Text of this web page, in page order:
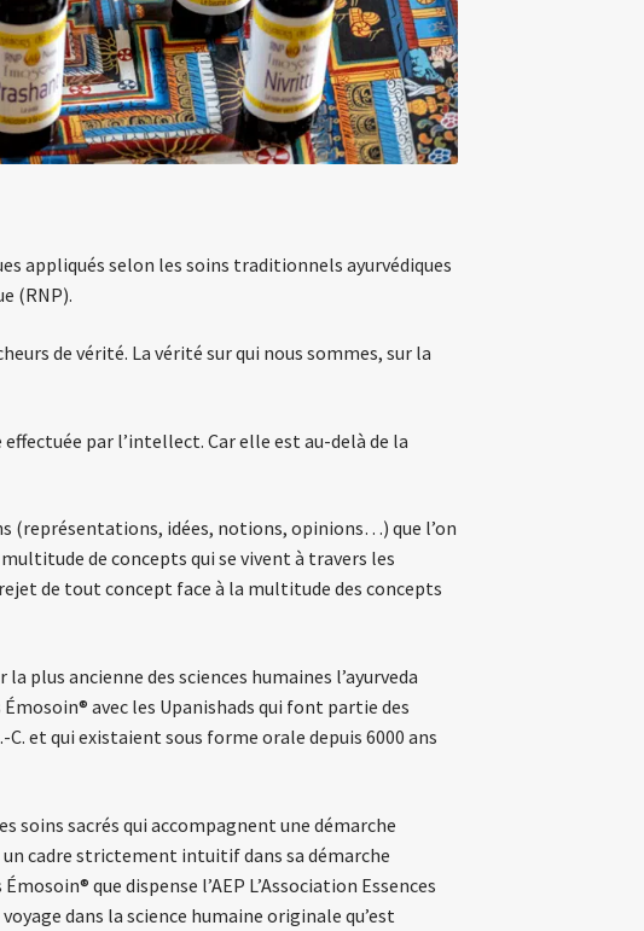
appliqués selon les soins traditionnels ayurvédiques
(RNP).
de vérité. La vérité sur qui nous sommes, sur la
par l’intellect. Car elle est au-delà de la
(représentations, idées, notions, opinions…) que l’on
de concepts qui se vivent à travers les
de tout concept face à la multitude des concepts
plus ancienne des sciences humaines l’ayurveda
avec les Upanishads qui font partie des
C. et qui existaient sous forme orale depuis 6000 ans
soins sacrés qui accompagnent une démarche
cadre strictement intuitif dans sa démarche
que dispense l’AEP L’Association Essences
dans la science humaine originale qu’est